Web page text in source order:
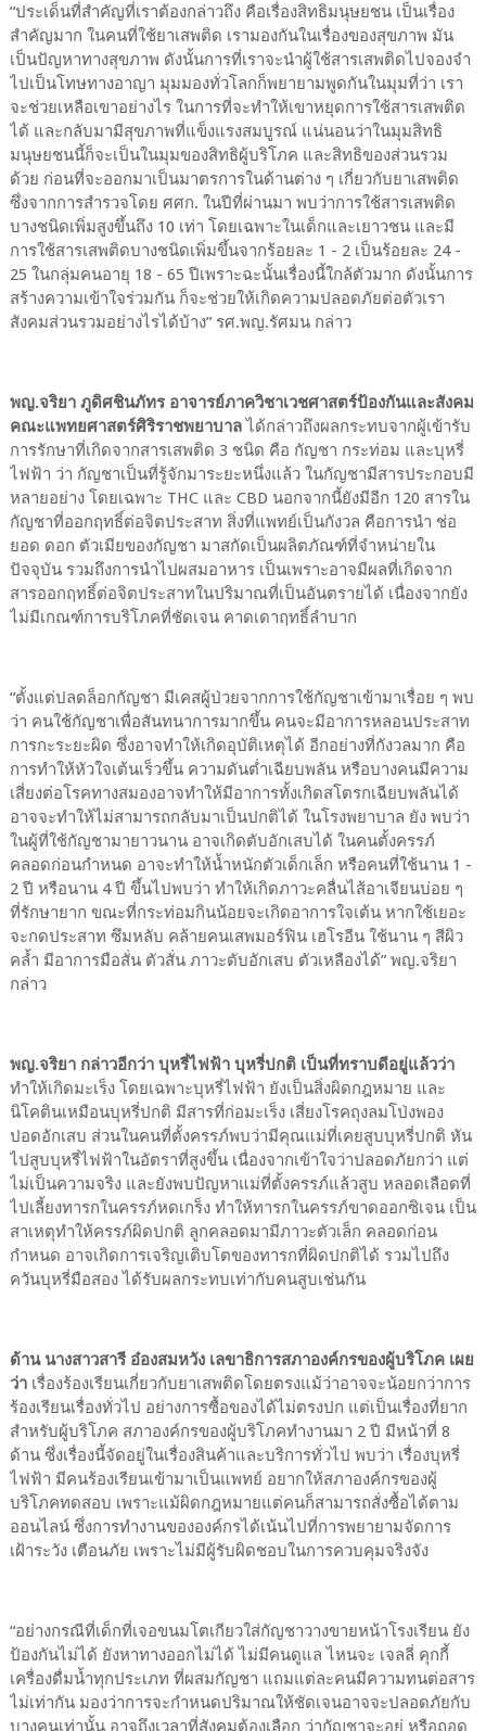
“ประเด็นที่สำคัญที่เราต้องกล่าวถึง คือเรื่องสิทธิมนุษยชน เป็นเรื่อง
สำคัญมาก ในคนที่ใช้ยาเสพติด เรามองกันในเรื่องของสุขภาพ มัน
เป็นปัญหาทางสุขภาพ ดังนั้นการที่เราจะนำผู้ใช้สารเสพติดไปจองจำ
ไปเป็นโทษทางอาญา มุมมองทั่วโลกก็พยายามพูดกันในมุมที่ว่า เรา
จะช่วยเหลือเขาอย่างไร ในการที่จะทำให้เขาหยุดการใช้สารเสพติด
ได้ และกลับมามีสุขภาพที่แข็งแรงสมบูรณ์ แน่นอนว่าในมุมสิทธิ
มนุษยชนนี้ก็จะเป็นในมุมของสิทธิผู้บริโภค และสิทธิของส่วนรวม
ด้วย ก่อนที่จะออกมาเป็นมาตรการในด้านต่าง ๆ เกี่ยวกับยาเสพติด
ซึ่งจากการสำรวจโดย ศศก. ในปีที่ผ่านมา พบว่าการใช้สารเสพติด
บางชนิดเพิ่มสูงขึ้นถึง 10 เท่า โดยเฉพาะในเด็กและเยาวชน และมี
การใช้สารเสพติดบางชนิดเพิ่มขึ้นจากร้อยละ 1 - 2 เป็นร้อยละ 24 -
25 ในกลุ่มคนอายุ 18 - 65 ปีเพราะฉะนั้นเรื่องนี้ใกล้ตัวมาก ดังนั้นการ
สร้างความเข้าใจร่วมกัน ก็จะช่วยให้เกิดความปลอดภัยต่อตัวเรา
สังคมส่วนรวมอย่างไรได้บ้าง” รศ.พญ.รัศมน กล่าว
พญ.จริยา ภูดิศชินภัทร อาจารย์ภาควิชาเวชศาสตร์ป้องกันและสังคม
คณะแพทยศาสตร์ศิริราชพยาบาลได้กล่าวถึงผลกระทบจากผู้เข้ารับ
การรักษาที่เกิดจากสารเสพติด 3 ชนิด คือ กัญชา กระท่อม และบุหรี่
ไฟฟ้า ว่า กัญชาเป็นที่รู้จักมาระยะหนึ่งแล้ว ในกัญชามีสารประกอบมี
หลายอย่าง โดยเฉพาะ THC และ CBD นอกจากนี้ยังมีอีก 120 สารใน
กัญชาที่ออกฤทธิ์ต่อจิตประสาท สิ่งที่แพทย์เป็นกังวล คือการนำ ช่อ
ยอด ดอก ตัวเมียของกัญชา มาสกัดเป็นผลิตภัณฑ์ที่จำหน่ายใน
ปัจจุบัน รวมถึงการนำไปผสมอาหาร เป็นเพราะอาจมีผลที่เกิดจาก
สารออกฤทธิ์ต่อจิตประสาทในปริมาณที่เป็นอันตรายได้ เนื่องจากยัง
ไม่มีเกณฑ์การบริโภคที่ชัดเจน คาดเดาฤทธิ์ลำบาก
“ตั้งแต่ปลดล็อกกัญชา มีเคสผู้ป่วยจากการใช้กัญชาเข้ามาเรื่อย ๆ พบ
ว่า คนใช้กัญชาเพื่อสันทนาการมากขึ้น คนจะมีอาการหลอนประสาท
การกะระยะผิด ซึ่งอาจทำให้เกิดอุบัติเหตุได้ อีกอย่างที่กังวลมาก คือ
การทำให้หัวใจเต้นเร็วขึ้น ความดันต่ำเฉียบพลัน หรือบางคนมีความ
เสี่ยงต่อโรคทางสมองอาจทำให้มีอาการทั้งเกิดสโตรกเฉียบพลันได้
อาจจะทำให้ไม่สามารถกลับมาเป็นปกติได้ ในโรงพยาบาล ยัง พบว่า
ในผู้ที่ใช้กัญชามายาวนาน อาจเกิดตับอักเสบได้ ในคนตั้งครรภ์
คลอดก่อนกำหนด อาจะทำให้น้ำหนักตัวเด็กเล็ก หรือคนที่ใช้นาน 1 -
2 ปี หรือนาน 4 ปี ขึ้นไปพบว่า ทำให้เกิดภาวะคลื่นไส้อาเจียนบ่อย ๆ
ที่รักษายาก ขณะที่กระท่อมกินน้อยจะเกิดอาการใจเต้น หากใช้เยอะ
จะกดประสาท ซึมหลับ คล้ายคนเสพมอร์ฟิน เฮโรอีน ใช้นาน ๆ สีผิว
คล้ำ มีอาการมือสั่น ตัวสั่น ภาวะตับอักเสบ ตัวเหลืองได้” พญ.จริยา
กล่าว
พญ.จริยา กล่าวอีกว่า บุหรี่ไฟฟ้า บุหรี่ปกติ เป็นที่ทราบดีอยู่แล้วว่า
ทำให้เกิดมะเร็ง โดยเฉพาะบุหรี่ไฟฟ้า ยังเป็นสิ่งผิดกฎหมาย และ
นิโคตินเหมือนบุหรี่ปกติ มีสารที่ก่อมะเร็ง เสี่ยงโรคถุงลมโป่งพอง
ปอดอักเสบ ส่วนในคนที่ตั้งครรภ์พบว่ามีคุณแม่ที่เคยสูบบุหรี่ปกติ หัน
ไปสูบบุหรี่ไฟฟ้าในอัตราที่สูงขึ้น เนื่องจากเข้าใจว่าปลอดภัยกว่า แต่
ไม่เป็นความจริง และยังพบปัญหาแม่ที่ตั้งครรภ์แล้วสูบ หลอดเลือดที่
ไปเลี้ยงทารกในครรภ์หดเกร็ง ทำให้ทารกในครรภ์ขาดออกซิเจน เป็น
สาเหตุทำให้ครรภ์ผิดปกติ ลูกคลอดมามีภาวะตัวเล็ก คลอดก่อน
กำหนด อาจเกิดการเจริญเติบโตของทารกที่ผิดปกติได้ รวมไปถึง
ควันบุหรี่มือสอง ได้รับผลกระทบเท่ากับคนสูบเช่นกัน
ด้าน นางสาวสารี อ๋องสมหวัง เลขาธิการสภาองค์กรของผู้บริโภค เผย
ว่าเรื่องร้องเรียนเกี่ยวกับยาเสพติดโดยตรงแม้ว่าอาจจะน้อยกว่าการ
ร้องเรียนเรื่องทั่วไป อย่างการซื้อของได้ไม่ตรงปก แต่เป็นเรื่องที่ยาก
สำหรับผู้บริโภค สภาองค์กรของผู้บริโภคทำงานมา 2 ปี มีหน้าที่ 8
ด้าน ซึ่งเรื่องนี้จัดอยู่ในเรื่องสินค้าและบริการทั่วไป พบว่า เรื่องบุหรี่
ไฟฟ้า มีคนร้องเรียนเข้ามาเป็นแพทย์ อยากให้สภาองค์กรของผู้
บริโภคทดสอบ เพราะแม้ผิดกฎหมายแต่คนก็สามารถสั่งซื้อได้ตาม
ออนไลน์ ซึ่งการทำงานขององค์กรได้เน้นไปที่การพยายามจัดการ
เฝ้าระวัง เตือนภัย เพราะไม่มีผู้รับผิดชอบในการควบคุมจริงจัง
“อย่างกรณีที่เด็กที่เจอขนมโตเกียวใส่กัญชาวางขายหน้าโรงเรียน ยัง
ป้องกันไม่ได้ ยังหาทางออกไม่ได้ ไม่มีคนดูแล ไหนจะ เจลลี่ คุกกี้
เครื่องดื่มน้ำทุกประเภท ที่ผสมกัญชา แถมแต่ละคนมีความทนต่อสาร
ไม่เท่ากัน มองว่าการจะกำหนดปริมาณให้ชัดเจนอาจจะปลอดภัยกับ
บางคนเท่านั้น อาจถึงเวลาที่สังคมต้องเลือก ว่ากัญชาจะอยู่ หรือถอด